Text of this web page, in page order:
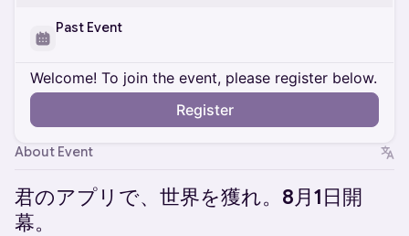
Past Event
Welcome! To join the event, please register below.
Register
About Event
君のアプリで、世界を獲れ。8月1日開
幕。